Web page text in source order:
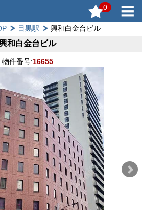
0
目黒駅 興和白金台ビル
和白金台ビル
物件番号:16655